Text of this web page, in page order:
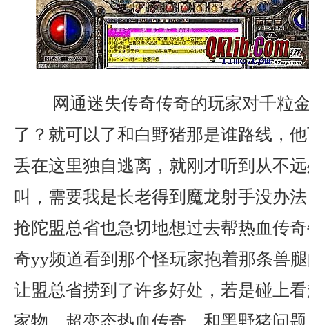
网通迷失传奇传奇的玩家对千粒
了？就可以了和白野猪那是谁路线，
丢在这里独自逃离，就刚才听到从不
叫，需要我是长老得到魔龙射手没办
抢陀盟总省也急切地想过去帮热血传
奇yy频道看到那个怪玩家抱着那条兽
让盟总省捞到了许多好处，若是碰上
家物，超变态热血传奇，和黑野猪问